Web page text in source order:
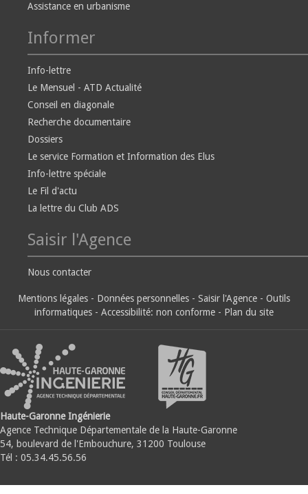
Assistance en urbanisme
Informer
Info-lettre
Le Mensuel - ATD Actualité
Conseil en diagonale
Recherche documentaire
Dossiers
Le service Formation et Information des Elus
Info-lettre spéciale
Le Fil d'actu
La lettre du Club ADS
Saisir l'Agence
Nous contacter
Mentions légales - Données personnelles - Saisir l'Agence - Outils
informatiques - Accessibilité: non conforme - Plan du site
Haute-Garonne Ingénierie
Agence Technique Départementale de la Haute-Garonne
54, boulevard de l'Embouchure, 31200 Toulouse
Tél : 05.34.45.56.56